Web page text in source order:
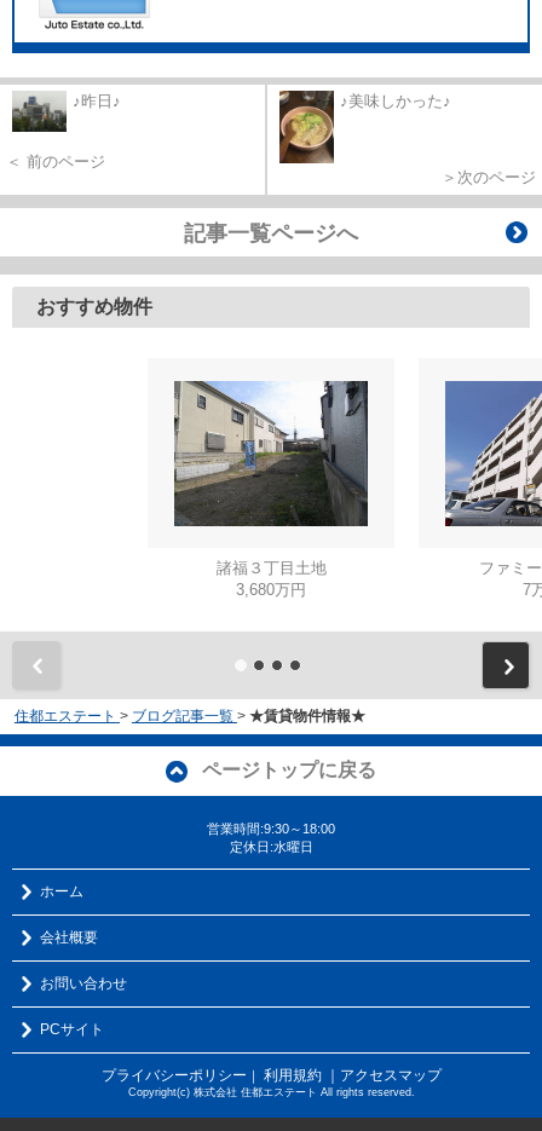
♪昨日♪
＜ 前のページ
♪美味しかった♪
＞次のページ
記事一覧ページへ
おすすめ物件
諸福３丁目土地
3,680万円
ファミ
7
住都エステート > ブログ記事一覧 > ★賃貸物件情報★
ページトップに戻る
営業時間:9:30～18:00
定休日:水曜日
ホーム
会社概要
お問い合わせ
PCサイト
プライバシーポリシー 利用規約 ｜アクセスマップ
Copyright(c) 株式会社 住都エステート All rights reserved.